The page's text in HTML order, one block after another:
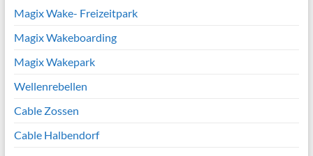
Magix Wake- Freizeitpark
Magix Wakeboarding
Magix Wakepark
Wellenrebellen
Cable Zossen
Cable Halbendorf